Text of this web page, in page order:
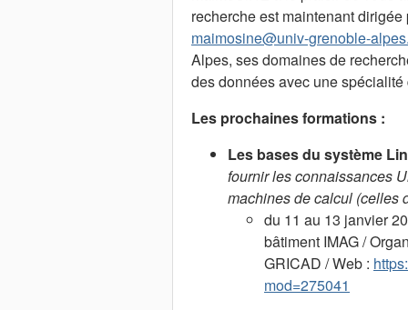
recherche est maintenant
maimosine@univ-grenoble-
Alpes, ses domaines de
des données avec une
Les prochaines formations :
Les bases du système
fournir les connaissances
machines de calcul (celles
du 11 au 13 janvier
bâtiment IMAG /
GRICAD / Web :
mod=275041